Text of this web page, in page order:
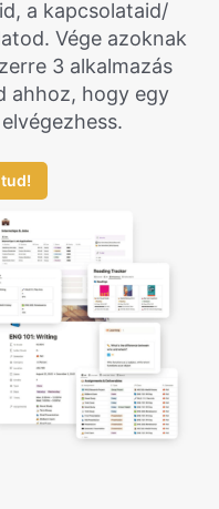
a kapcsolataid/
Vége azoknak
3 alkalmazás
ahhoz, hogy egy